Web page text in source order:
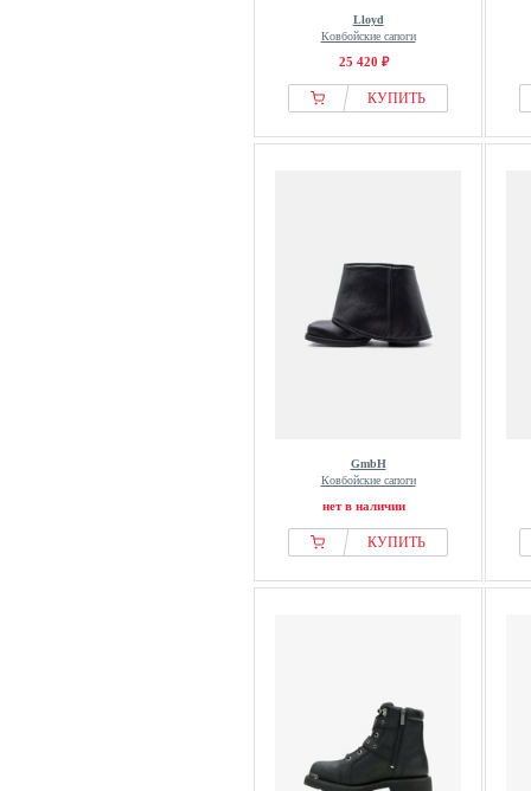
Lloyd
Ковбойские сапоги
25 420 ₽
КУПИТЬ
GmbH
Ковбойские сапоги
нет в наличии
КУПИТЬ